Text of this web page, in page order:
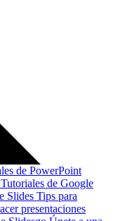
de PowerPoint
Tutoriales de Google
Slides Tips para
presentaciones